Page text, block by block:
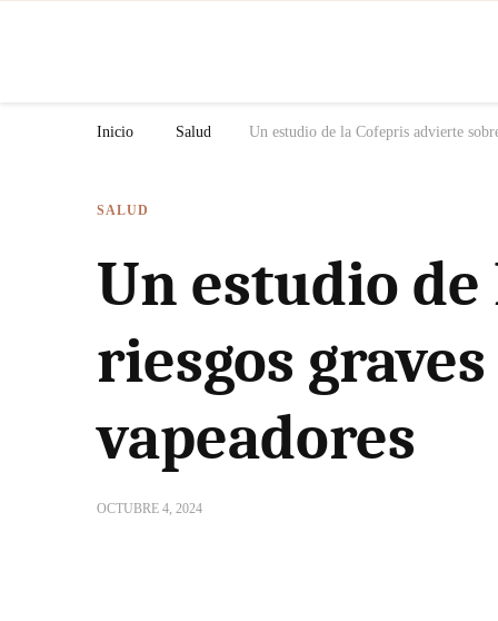
Inicio Salud Un estudio de la Cofepris advierte
SALUD
Un estudio
riesgos
vapeadores
OCTUBRE 4, 2024